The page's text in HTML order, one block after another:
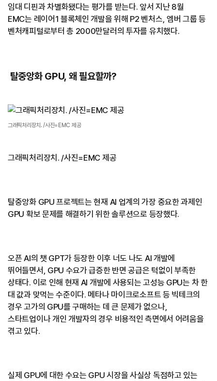
임대 디핀과 차별화됐다는 평가를 받는다. 앞서 지난 8월
EMC는 레이어1 블록체인 개발을 위해 P2 벤처스, 엠버 그룹 등
벤처캐피털로부터 총 2000만달러의 투자를 유치했다.
탈중앙화 GPU, 왜 필요할까?
그래픽처리장치. /사진=EMC 제공
그래픽처리장치. /사진=EMC 제공
탈중앙화 GPU 프로젝트는 현재 AI 업계의 가장 중요한 과제인
GPU 확보 문제를 해결하기 위한 솔루션으로 등장했다.
오픈 AI의 챗 GPT가 등장한 이후 너도 나도 AI 개발에
뛰어들면서, GPU 수요가 급증한 반면 공급은 턱없이 부족한
상태다. 이로 인해 현재 AI 개발에 사용되는 고성능 GPU는 차 한
대 값과 맞먹는 수준이다. 메타나 마이크로소프트 등 빅테크의
경우 고가의 GPU를 구매하는 데 큰 문제가 없으나,
스타트업이나 개인 개발자의 경우 비용적인 측면에서 어려움을
겪고 있다.
실제 GPU에 대한 수요는 GPU 시장을 사실상 독점하고 있는